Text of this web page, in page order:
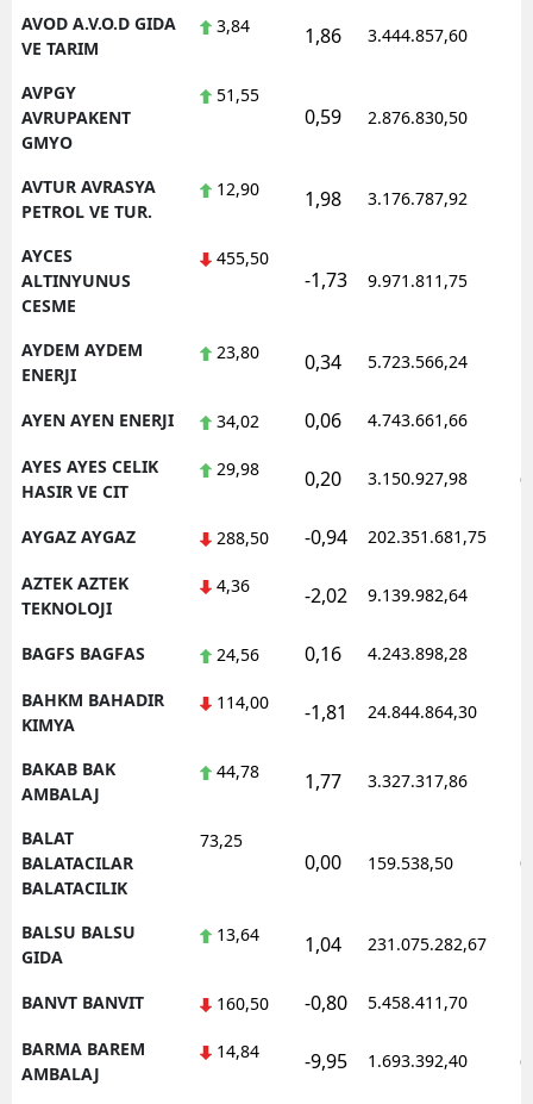
AVOD A.V.O.D GIDA
VE TARIM
3,84 1,86 3.444.857,60
AVPGY
AVRUPAKENT
GMYO
51,55
0,59 2.876.830,50
AVTUR AVRASYA
PETROL VE TUR.
12,90 1,98 3.176.787,92
AYCES
ALTINYUNUS
CESME
455,50
-1,73 9.971.811,75
AYDEM AYDEM
ENERJI
23,80 0,34 5.723.566,24
AYEN AYEN ENERJI 34,02 0,06 4.743.661,66
AYES AYES CELIK
HASIR VE CIT
29,98 0,20 3.150.927,98
AYGAZ AYGAZ 288,50 -0,94 202.351.681,75
AZTEK AZTEK
TEKNOLOJI
4,36 -2,02 9.139.982,64
BAGFS BAGFAS 24,56 0,16 4.243.898,28
BAHKM BAHADIR
KIMYA
114,00 -1,81 24.844.864,30
BAKAB BAK
AMBALAJ
44,78 1,77 3.327.317,86
BALAT
BALATACILAR
BALATACILIK
73,25
0,00 159.538,50
BALSU BALSU
GIDA
13,64 1,04 231.075.282,67
BANVT BANVIT 160,50 -0,80 5.458.411,70
BARMA BAREM
AMBALAJ
14,84 -9,95 1.693.392,40